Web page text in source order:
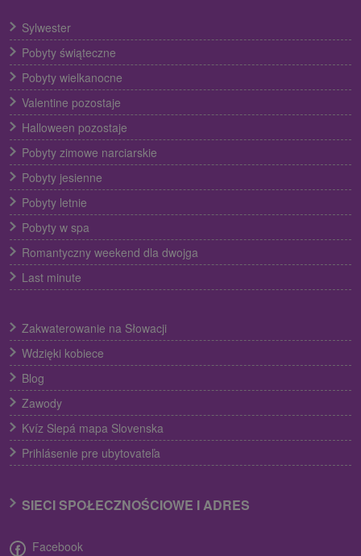
Sylwester
Pobyty świąteczne
Pobyty wielkanocne
Valentine pozostaje
Halloween pozostaje
Pobyty zimowe narciarskie
Pobyty jesienne
Pobyty letnie
Pobyty w spa
Romantyczny weekend dla dwojga
Last minute
Zakwaterowanie na Słowacji
Wdzięki kobiece
Blog
Zawody
Kvíz Slepá mapa Slovenska
Prihlásenie pre ubytovateľa
SIECI SPOŁECZNOŚCIOWE I ADRES
Facebook